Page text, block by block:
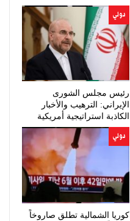
دولي
رئيس مجلس الشورى
الإيراني: الترهيب والأخبار
الكاذبة استراتيجية أمريكية
فاشلة
دولي
كوريا الشمالية تطلق صاروخاً